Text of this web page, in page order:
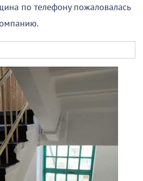
по телефону пожаловалась